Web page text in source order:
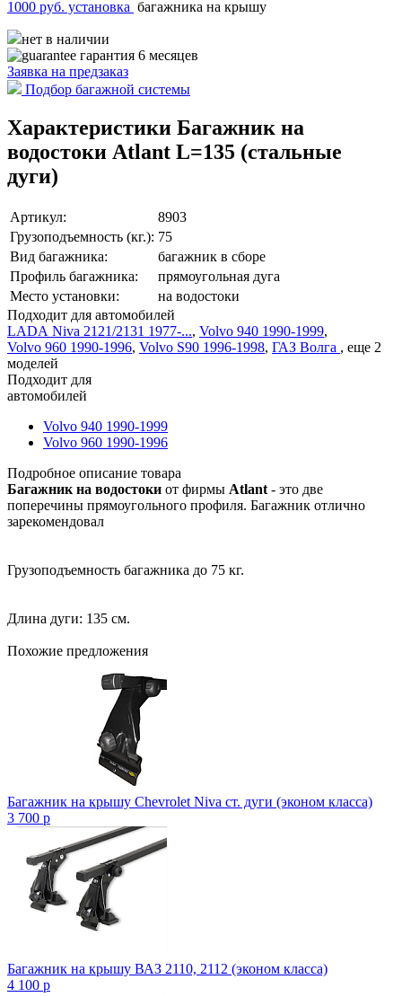
1000 руб. установка багажника на крышу
нет в наличии
гарантия 6 месяцев
Заявка на предзаказ
Подбор багажной системы
Характеристики Багажник на
водостоки Atlant L=135 (стальные
дуги)
Артикул:
8903
Грузоподъемность (кг.): 75
Вид багажника:
багажник в сборе
Профиль багажника:
прямоугольная дуга
Место установки:
на водостоки
Подходит для автомобилей
LADA Niva 2121/2131 1977-..., Volvo 940 1990-1999,
Volvo 960 1990-1996, Volvo S90 1996-1998, ГАЗ Волга , еще 2
моделей
Подходит для
автомобилей
Volvo 940 1990-1999
Volvo 960 1990-1996
Подробное описание товара
Багажник на водостоки от фирмы Atlant - это две
поперечины прямоугольного профиля. Багажник отлично
зарекомендовал
Грузоподъемность багажника до 75 кг.
Длина дуги: 135 см.
Похожие предложения
Багажник на крышу Chevrolet Niva ст. дуги (эконом класса)
3 700 p
Багажник на крышу ВАЗ 2110, 2112 (эконом класса)
4 100 p